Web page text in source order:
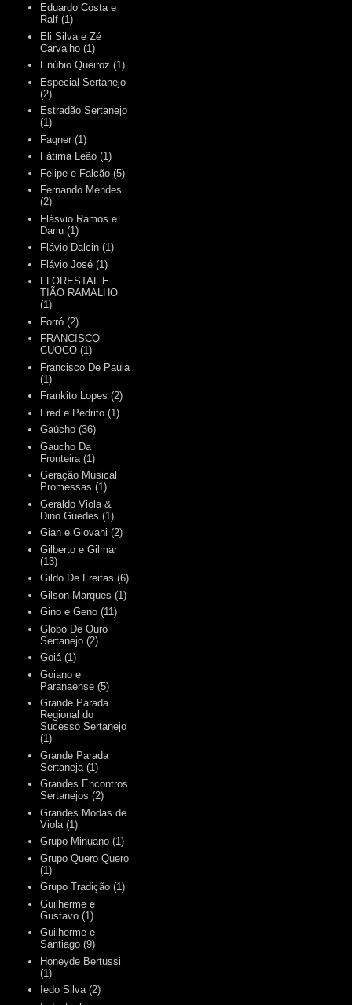
Eduardo Costa e
Ralf (1)
Eli Silva e Zé
Carvalho (1)
Enúbio Queiroz (1)
Especial Sertanejo
(2)
Estradão Sertanejo
(1)
Fagner (1)
Fátima Leão (1)
Felipe e Falcão (5)
Fernando Mendes
(2)
Flásvio Ramos e
Dariu (1)
Flávio Dalcin (1)
Flávio José (1)
FLORESTAL E
TIÃO RAMALHO
(1)
Forró (2)
FRANCISCO
CUOCO (1)
Francisco De Paula
(1)
Frankito Lopes (2)
Fred e Pedrito (1)
Gaúcho (36)
Gaucho Da
Fronteira (1)
Geração Musical
Promessas (1)
Geraldo Viola &
Dino Guedes (1)
Gian e Giovani (2)
Gilberto e Gilmar
(13)
Gildo De Freitas (6)
Gilson Marques (1)
Gino e Geno (11)
Globo De Ouro
Sertanejo (2)
Goiá (1)
Goiano e
Paranaense (5)
Grande Parada
Regional do
Sucesso Sertanejo
(1)
Grande Parada
Sertaneja (1)
Grandes Encontros
Sertanejos (2)
Grandes Modas de
Viola (1)
Grupo Minuano (1)
Grupo Quero Quero
(1)
Grupo Tradição (1)
Guilherme e
Gustavo (1)
Guilherme e
Santiago (9)
Honeyde Bertussi
(1)
Iedo Silva (2)